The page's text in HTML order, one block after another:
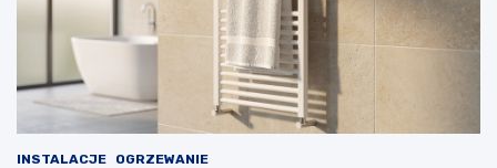
INSTALACJE OGRZEWANIE